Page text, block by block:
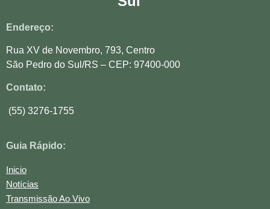
Endereço:
Rua XV de Novembro, 793, Centro
São Pedro do Sul/RS – CEP: 97400-000
Contato:
(55) 3276-1755
Guia Rápido:
Inicio
Notícias
Transmissão Ao Vivo